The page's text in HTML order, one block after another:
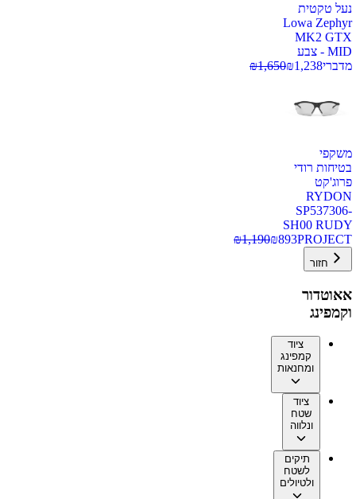
נעל טקטית
Lowa Zephyr
MK2 GTX
MID - צבע
מדברי
₪1,238
₪1,650
משקפי
בטיחות רודי
פרוג'קט
RYDON
SP537306-
SH00 RUDY
PROJECT
₪893
₪1,190
חזור
אאוטדור
וקמפינג
ציוד
קמפינג
ומחנאות
ציוד
שטח
ונלווה
תיקים
לשטח
ולטיולים